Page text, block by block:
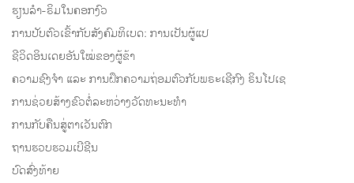
ຮຽນລຳ-ຣິມໃນຄອກງົວ
ການປັບຕົວເຂົ້າກັບສັງຄົມທິເບດ: ການເປັນຜູ້ແປ
ຊີວິດອິນເດຍອັນໃໝ່ຂອງຜູ້ຂ້າ
ຄວາມຊົງຈຳ ແລະ ການຝຶກຄວາມຖ່ອມຕົວກັບພຣະເຊີກົງ ຣິນໂປເຊ
ການຊ່ວຍສ້າງຂົວຕໍ່ລະຫວ່າງວັດທະນະທຳ
ການກັບຄືນສູ່ຕາເວັນຕົກ
ຖານຮວບຮວມເບີຊີນ
ບົດສົ່ງທ້າຍ